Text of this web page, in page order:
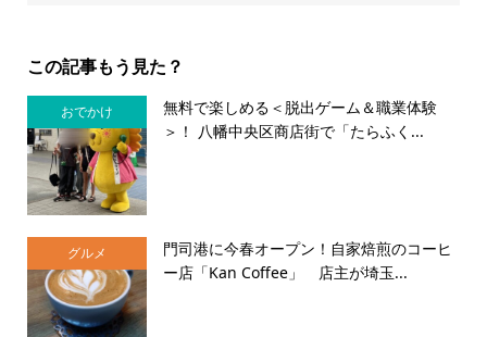
この記事もう見た？
おでかけ
無料で楽しめる＜脱出ゲーム＆職業体験
＞！ 八幡中央区商店街で「たらふく...
グルメ
門司港に今春オープン！自家焙煎のコーヒ
ー店「Kan Coffee」 店主が埼玉...